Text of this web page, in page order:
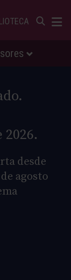
desde
agosto